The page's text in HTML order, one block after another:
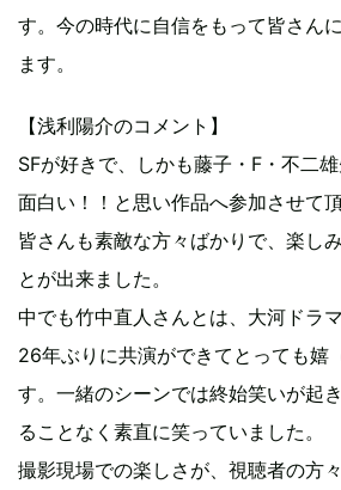
す。今の時代に自信をもって皆さん
ます。
【浅利陽介のコメント】
SFが好きで、しかも藤子・F・不二
面白い！！と思い作品へ参加させて
皆さんも素敵な方々ばかりで、楽し
とが出来ました。
中でも竹中直人さんとは、大河ドラ
26年ぶりに共演ができてとっても嬉
す。一緒のシーンでは終始笑いが起
ることなく素直に笑っていました。
撮影現場での楽しさが、視聴者の方